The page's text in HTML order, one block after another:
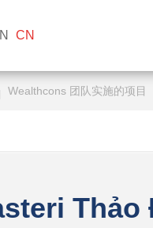
CN
Wealthcons 团队实施的项目
Thảo